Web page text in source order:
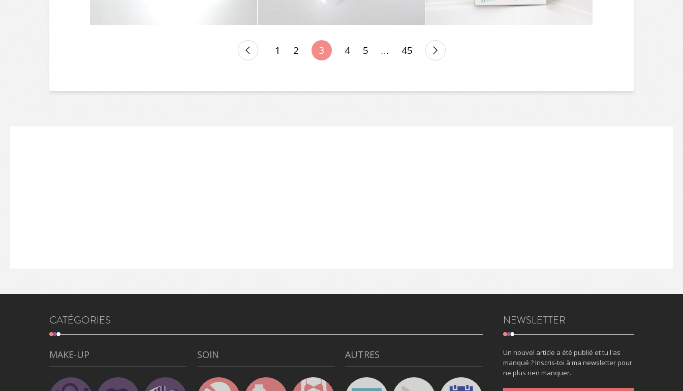
PAGINATION
1 2 3 4 5 … 45
CATÉGORIES
MAKE-UP SOIN AUTRES
NEWSLETTER
Un nouvel article a été publié et tu l'as
manqué ? Inscris-toi à ma newsletter pour
ne plus rien manquer.